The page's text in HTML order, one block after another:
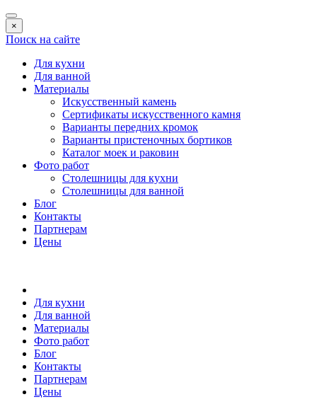
×
Поиск на сайте
Для кухни
Для ванной
Материалы
Искусственный камень
Сертификаты искусственного камня
Варианты передних кромок
Варианты пристеночных бортиков
Каталог моек и раковин
Фото работ
Столешницы для кухни
Столешницы для ванной
Блог
Контакты
Партнерам
Цены
Для кухни
Для ванной
Материалы
Фото работ
Блог
Контакты
Партнерам
Цены